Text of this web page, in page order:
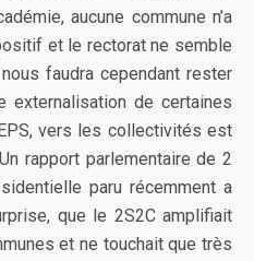
aucune commune n’a
et le rectorat ne semble
faudra cependant rester
externalisation de certaines
vers les collectivités est
rapport parlementaire de 2
paru récemment a
que le 2S2C amplifiait
et ne touchait que très